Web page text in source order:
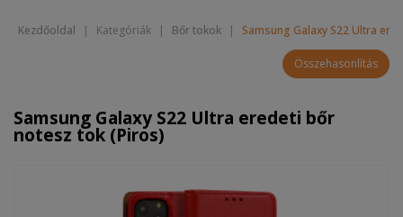
Kezdőoldal | Kategóriák | Bőr tokok | Samsung Galaxy S22 Ultra
Összehasonlítás
Samsung Galaxy S22 Ultra eredeti bőr
notesz tok (Piros)